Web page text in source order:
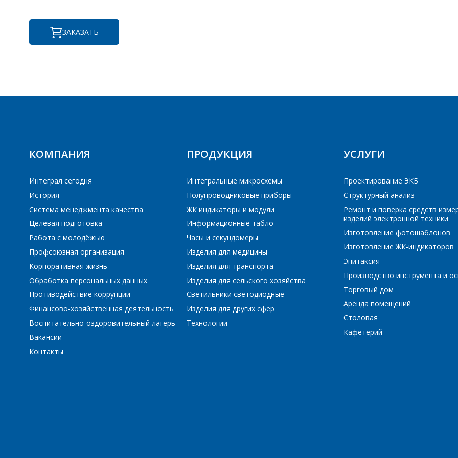
ЗАКАЗАТЬ
ПЕРЕЙТИ В КОРЗИНУ ПРОДОЛЖИТЬ ПОКУПКИ
ПЕРЕЙТИ В КОРЗИНУ ПРОДОЛЖИТЬ ПОКУПКИ
КОМПАНИЯ
Интеграл сегодня
История
Система менеджмента качества
Целевая подготовка
Работа с молодёжью
Профсоюзная организация
Корпоративная жизнь
Обработка персональных данных
Противодействие коррупции
Финансово-хозяйственная деятельность
Воспитательно-оздоровительный лагерь
Вакансии
Контакты
ПРОДУКЦИЯ
Интегральные микросхемы
Полупроводниковые приборы
ЖК индикаторы и модули
Информационные табло
Часы и секундомеры
Изделия для медицины
Изделия для транспорта
Изделия для сельского хозяйства
Светильники светодиодные
Изделия для других сфер
Технологии
УСЛУГИ
Проектирование ЭКБ
Структурный анализ
Ремонт и поверка средств
изделий электронной техники
Изготовление фотошаблонов
Изготовление ЖК-индикаторов
Эпитаксия
Производство инструмента и
Торговый дом
Аренда помещений
Столовая
Кафетерий
*- обязательные поля
Я согласен на обработку персональных данных
ОТПРАВИТЬ